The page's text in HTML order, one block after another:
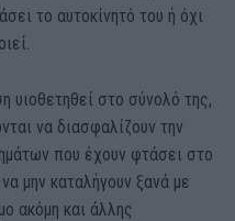
το αυτοκίνητό του ή όχι
υιοθετηθεί στο σύνολό της,
να διασφαλίζουν την
που έχουν φτάσει στο
μην καταλήγουν ξανά με
ακόμη και άλλης